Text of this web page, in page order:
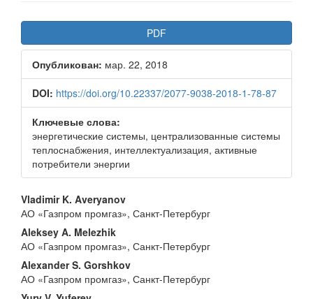
Боковая
панель
статьи
PDF
Опубликован: мар. 22, 2018
DOI: https://doi.org/10.22337/2077-9038-2018-1-78-87
Ключевые слова:
энергетические системы, централизованные системы
теплоснабжения, интеллектуализация, активные
потребители энергии
Основное
содержимое
статьи
Vladimir K. Averyanov
АО «Газпром промгаз», Санкт-Петербург
Aleksey A. Melezhik
АО «Газпром промгаз», Санкт-Петербург
Alexander S. Gorshkov
АО «Газпром промгаз», Санкт-Петербург